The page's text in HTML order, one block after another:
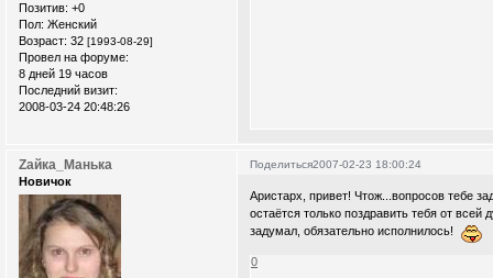
Позитив: +0
Пол: Женский
Возраст: 32 [1993-08-29]
Провел на форуме:
8 дней 19 часов
Последний визит:
2008-03-24 20:48:26
Поделиться2007-02-23 18:00:24
Zайка_Манька
Новичок
Аристарх, привет! Чтож...вопросов тебе
остаётся только поздравить тебя от
задумал, обязательно исполнилось!
0